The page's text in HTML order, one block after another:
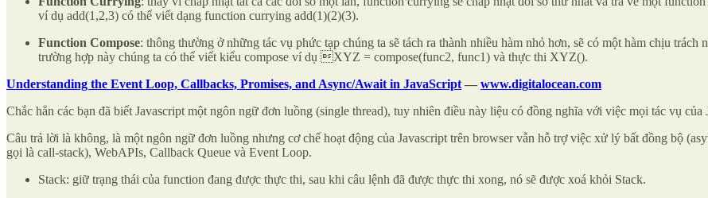
ví dụ add(1,2,3) có thể viết dạng function currying add(1)(2)(3).
Function Compose: thông thường ở những tác vụ phức tạp chúng ta sẽ tách ra thành nhiều hàm nhỏ hơn, sẽ có một hàm chịu
trường hợp này chúng ta có thể viết kiểu compose ví dụ XYZ = compose(func2, func1) và thực thi XYZ().
Understanding the Event Loop, Callbacks, Promises, and Async/Await in JavaScript — www.digitalocean.com
Chắc hẳn các bạn đã biết Javascript một ngôn ngữ đơn luồng (single thread), tuy nhiên điều này liệu có đồng nghĩa với việc mọi tác vụ
Câu trả lời là không, là một ngôn ngữ đơn luồng nhưng cơ chế hoạt động của Javascript trên browser vẫn hỗ trợ việc xử lý bất đồng bộ
gọi là call-stack), WebAPIs, Callback Queue và Event Loop.
Stack: giữ trạng thái của function đang được thực thi, sau khi câu lệnh đã được thực thi xong, nó sẽ được xoá khỏi Stack.